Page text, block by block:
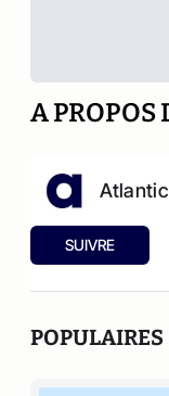
A PROPOS
SUIVRE
POPULAIRES